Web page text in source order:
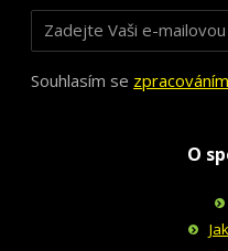
Souhlasím se
O